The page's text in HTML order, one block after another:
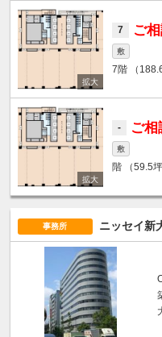
7 ご
敷
7階 （
- ご相
敷
階 （59.5坪
事務所 ニッセイ新